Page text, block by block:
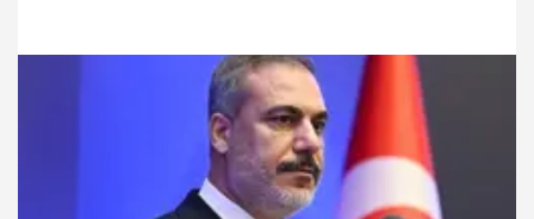
gece Antalya'ya geldi.